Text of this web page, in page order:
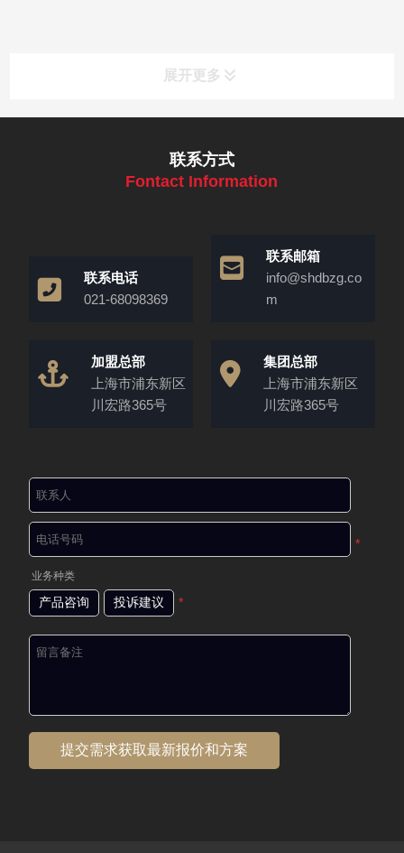
展开更多
联系方式
Fontact Information
联系电话
021-68098369
联系邮箱
info@shdbzg.co
m
加盟总部
上海市浦东新区
川宏路365号
集团总部
上海市浦东新区
川宏路365号
*
业务种类
产品咨询 投诉建议 *